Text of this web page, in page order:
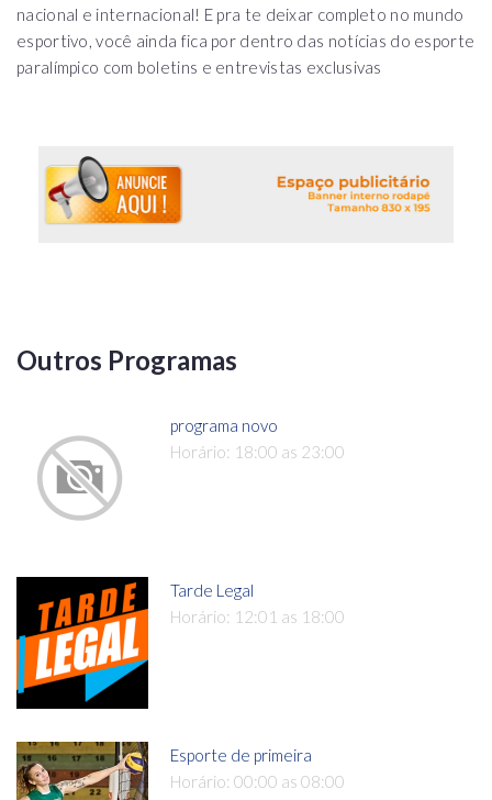
nacional e internacional! E pra te deixar completo no mundo
esportivo, você ainda fica por dentro das notícias do esporte
paralímpico com boletins e entrevistas exclusivas
Outros Programas
programa novo
Horário: 18:00 as 23:00
Tarde Legal
Horário: 12:01 as 18:00
Esporte de primeira
Horário: 00:00 as 08:00